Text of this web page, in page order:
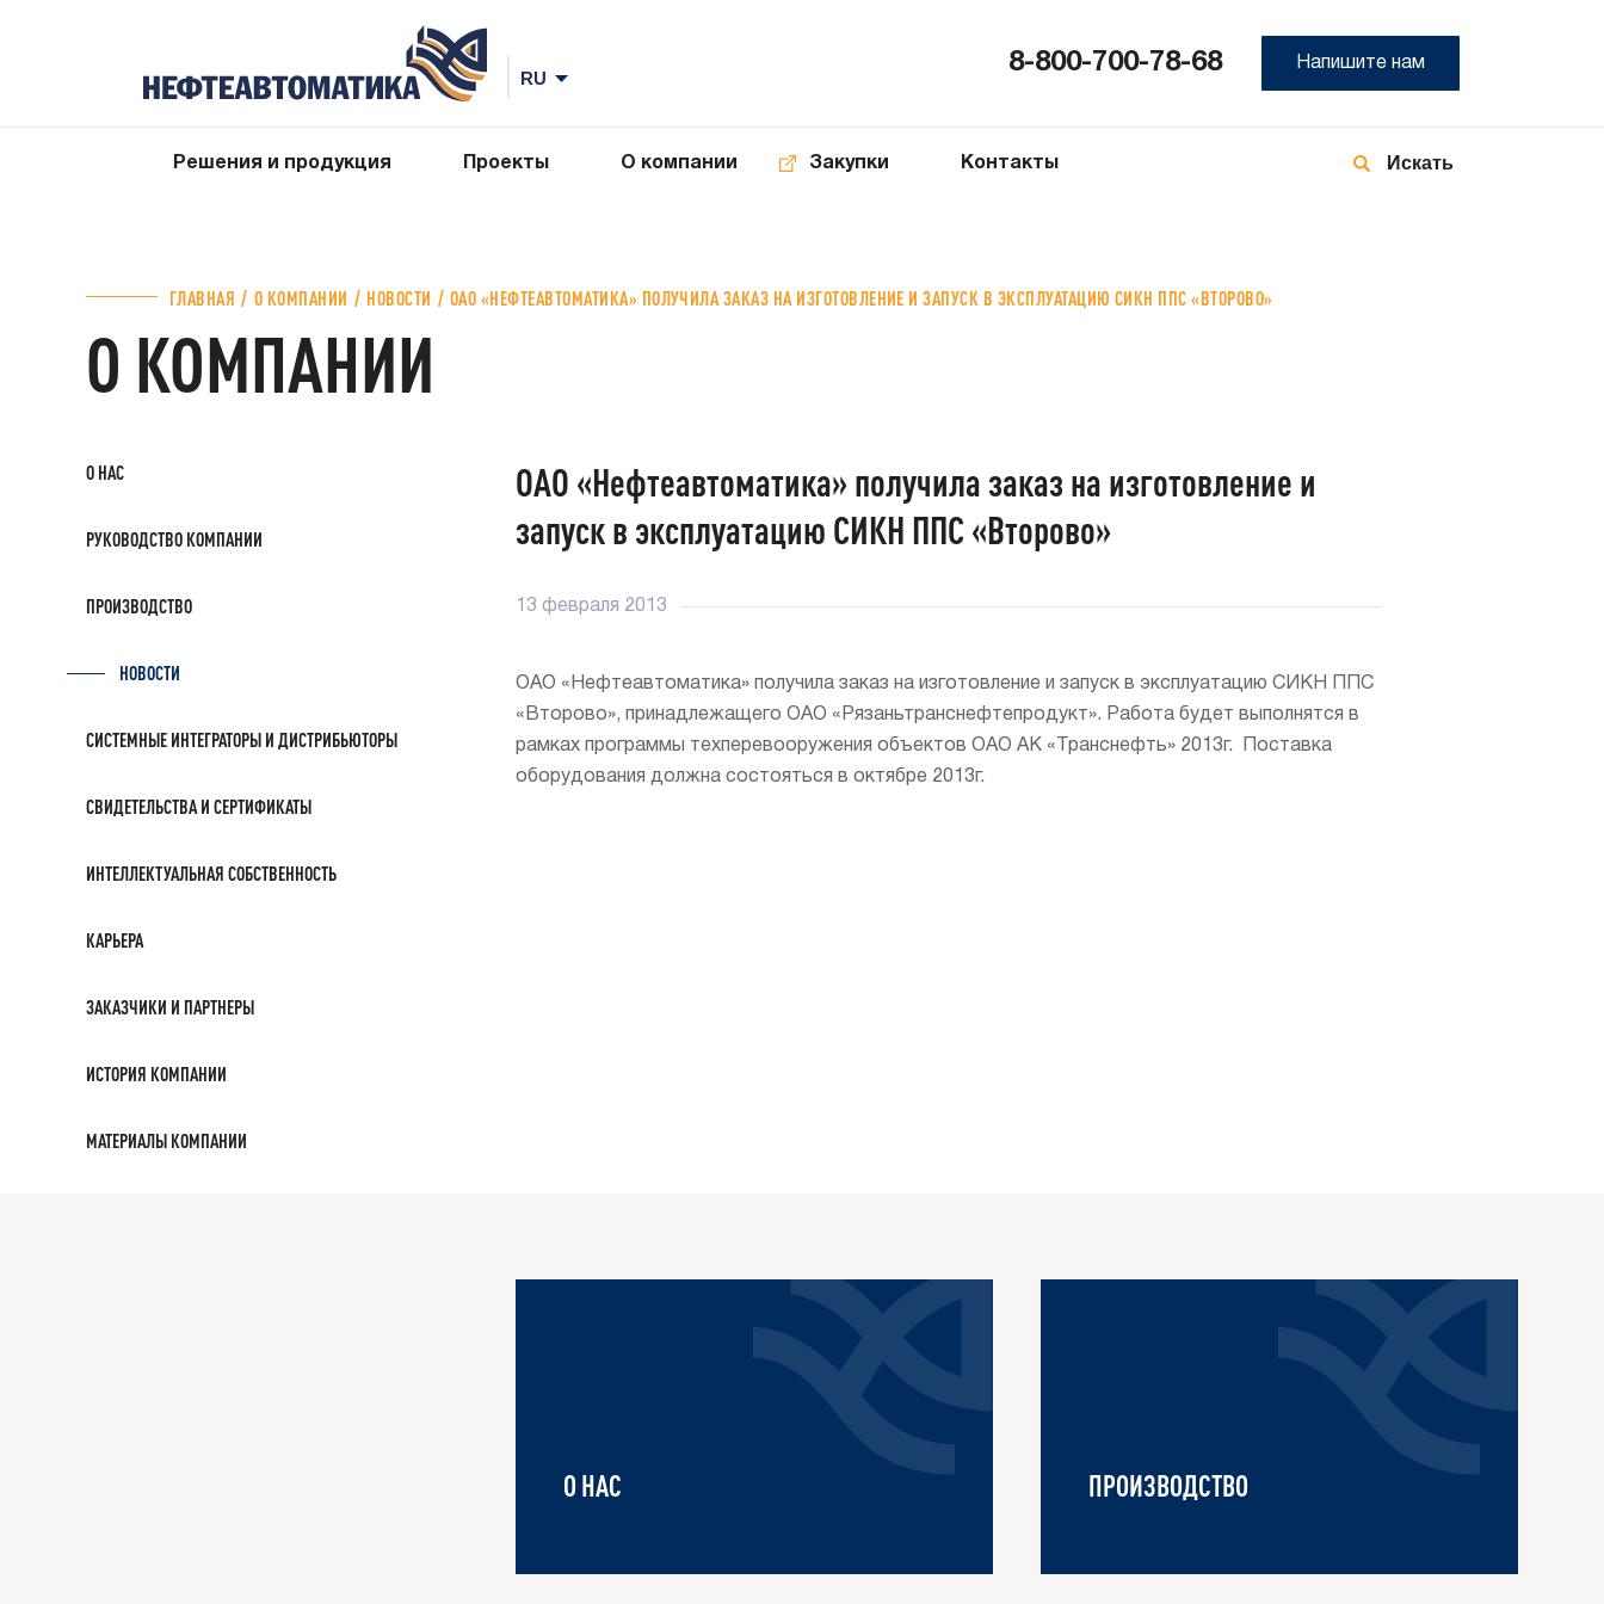
8-800-700-78-68 Напишите нам
Решения и продукция Проекты О компании Закупки Контакты
ГЛАВНАЯ О КОМПАНИИ НОВОСТИ ОАО «НЕФТЕАВТОМАТИКА» ПОЛУЧИЛА ЗАКАЗ НА ИЗГОТОВЛЕНИЕ И ЗАПУСК В ЭКСПЛУАТАЦИЮ СИКН ППС «ВТОРОВО»
О КОМПАНИИ
О НАС
РУКОВОДСТВО КОМПАНИИ
ПРОИЗВОДСТВО
НОВОСТИ
СИСТЕМНЫЕ ИНТЕГРАТОРЫ И ДИСТРИБЬЮТОРЫ
СВИДЕТЕЛЬСТВА И СЕРТИФИКАТЫ
ИНТЕЛЛЕКТУАЛЬНАЯ СОБСТВЕННОСТЬ
КАРЬЕРА
ЗАКАЗЧИКИ И ПАРТНЕРЫ
ИСТОРИЯ КОМПАНИИ
МАТЕРИАЛЫ КОМПАНИИ
ОАО «Нефтеавтоматика» получила заказ на изготовление и
запуск в эксплуатацию СИКН ППС «Второво»
13 февраля 2013
ОАО «Нефтеавтоматика» получила заказ на изготовление и запуск в эксплуатацию СИКН ППС
«Второво», принадлежащего ОАО «Рязаньтранснефтепродукт». Работа будет выполнятся в
рамках программы техперевооружения объектов ОАО АК «Транснефть» 2013г. Поставка
оборудования должна состояться в октябре 2013г.
О НАС ПРОИЗВОДСТВО